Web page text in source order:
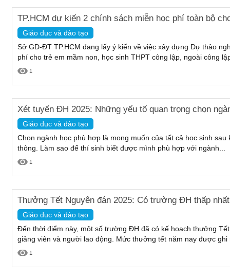
TP.HCM dự kiến 2 chính sách miễn học phí toàn bộ
Giáo dục và đào tạo
Sở GD-ĐT TP.HCM đang lấy ý kiến về việc xây dựng Dự thảo
phí cho trẻ em mầm non, học sinh THPT công lập, ngoài công
1
Xét tuyển ĐH 2025: Những yếu tố quan trọng chọn
Giáo dục và đào tạo
Chọn ngành học phù hợp là mong muốn của tất cả học sinh
thông. Làm sao để thí sinh biết được mình phù hợp với ngành...
1
Thưởng Tết Nguyên đán 2025: Có trường ĐH thấp
Giáo dục và đào tạo
Đến thời điểm này, một số trường ĐH đã có kế hoạch thưởng
giảng viên và người lao động. Mức thưởng tết năm nay được
1